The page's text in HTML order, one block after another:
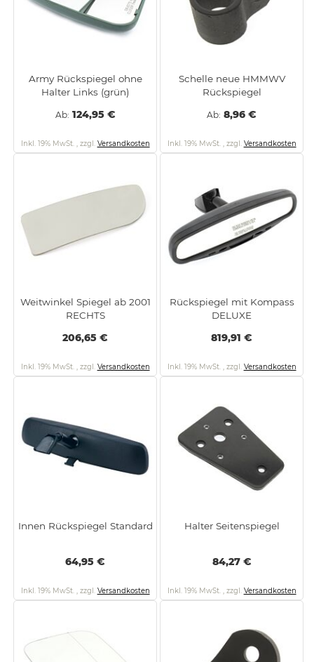
Army Rückspiegel ohne
Halter Links (grün)
Ab 124,95 €
Inkl. 19% MwSt. , zzgl. Versandkosten
Schelle neue HMMWV
Rückspiegel
Ab 8,96 €
Inkl. 19% MwSt. , zzgl. Versandkosten
Weitwinkel Spiegel ab 2001
RECHTS
206,65 €
Inkl. 19% MwSt. , zzgl. Versandkosten
Rückspiegel mit Kompass
DELUXE
819,91 €
Inkl. 19% MwSt. , zzgl. Versandkosten
Innen Rückspiegel Standard
64,95 €
Inkl. 19% MwSt. , zzgl. Versandkosten
Halter Seitenspiegel
84,27 €
Inkl. 19% MwSt. , zzgl. Versandkosten